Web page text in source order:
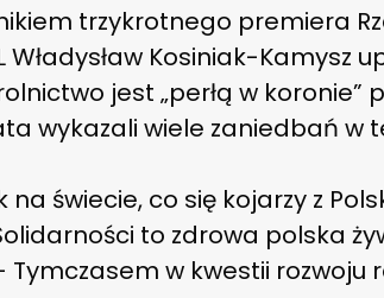
trzykrotnego premiera
Kosiniak-Kamysz
jest „perłą w koronie”
wykazali wiele zaniedbań w
świecie, co się kojarzy z
to zdrowa polska
Tymczasem w kwestii